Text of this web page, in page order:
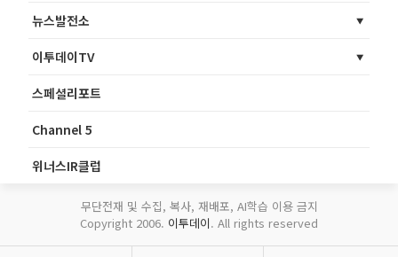
뉴스발전소
이투데이TV
스페셜리포트
Channel 5
위너스IR클럽
무단전재 및 수집, 복사, 재배포, AI학습 이용 금지
Copyright 2006. 이투데이. All rights reserved